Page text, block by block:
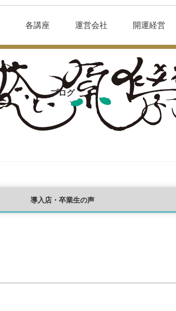
各講座 運営会社 開運経営
ブログ
導入店・卒業生の声